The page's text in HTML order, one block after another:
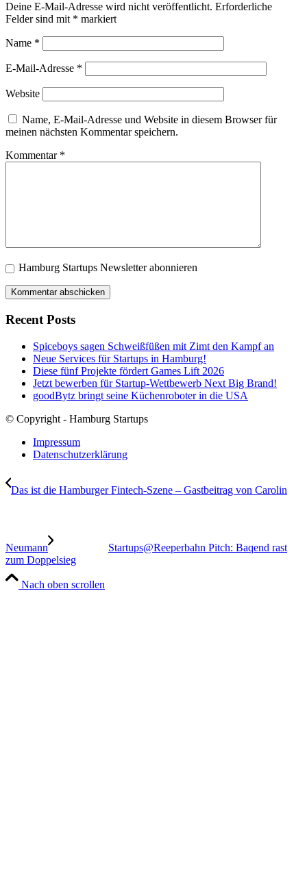
Deine E-Mail-Adresse wird nicht veröffentlicht. Erforderliche
Felder sind mit * markiert
Name *
E-Mail-Adresse *
Website
Name, E-Mail-Adresse und Website in diesem Browser für
meinen nächsten Kommentar speichern.
Kommentar *
Hamburg Startups Newsletter abonnieren
Recent Posts
Spiceboys sagen Schweißfüßen mit Zimt den Kampf an
Neue Services für Startups in Hamburg!
Diese fünf Projekte fördert Games Lift 2026
Jetzt bewerben für Startup-Wettbewerb Next Big Brand!
goodBytz bringt seine Küchenroboter in die USA
© Copyright - Hamburg Startups
Impressum
Datenschutzerklärung
Das ist die Hamburger Fintech-Szene – Gastbeitrag von Carolin
Neumann
Startups@Reeperbahn Pitch: Baqend rast
zum Doppelsieg
Nach oben scrollen